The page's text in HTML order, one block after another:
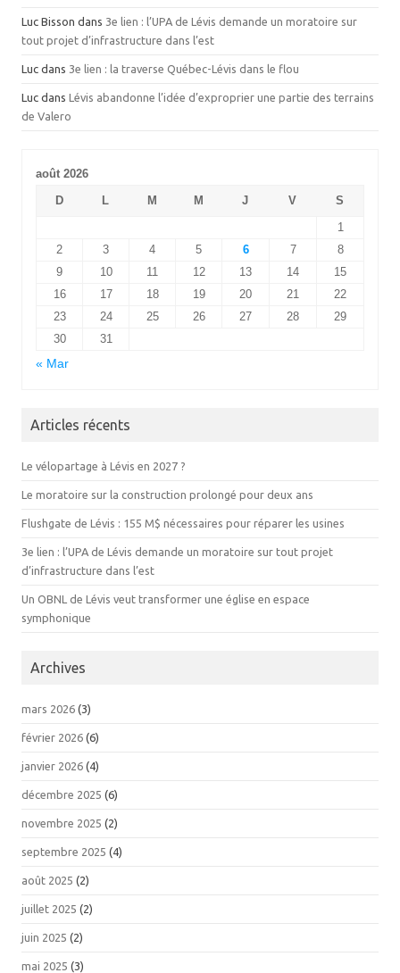
Luc Bisson dans 3e lien : l’UPA de Lévis demande un moratoire sur
tout projet d’infrastructure dans l’est
Luc dans 3e lien : la traverse Québec-Lévis dans le flou
Luc dans Lévis abandonne l’idée d’exproprier une partie des terrains
de Valero
août 2026
D
L M M J V
S
1
2
3 4 5 6 7
8
9
10 11 12 13 14
15
16
17 18 19 20 21
22
23
24 25 26 27 28
29
30
31
« Mar
Articles récents
Le vélopartage à Lévis en 2027 ?
Le moratoire sur la construction prolongé pour deux ans
Flushgate de Lévis : 155 M$ nécessaires pour réparer les usines
3e lien : l’UPA de Lévis demande un moratoire sur tout projet
d’infrastructure dans l’est
Un OBNL de Lévis veut transformer une église en espace
symphonique
Archives
mars 2026 (3)
février 2026 (6)
janvier 2026 (4)
décembre 2025 (6)
novembre 2025 (2)
septembre 2025 (4)
août 2025 (2)
juillet 2025 (2)
juin 2025 (2)
mai 2025 (3)